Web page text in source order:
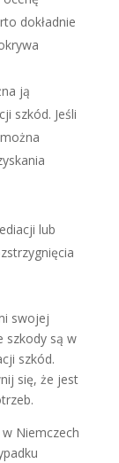
dokładnie
ją
szkód. Jeśli
lub
swojej
szkody są w
szkód.
się, że jest
Niemczech